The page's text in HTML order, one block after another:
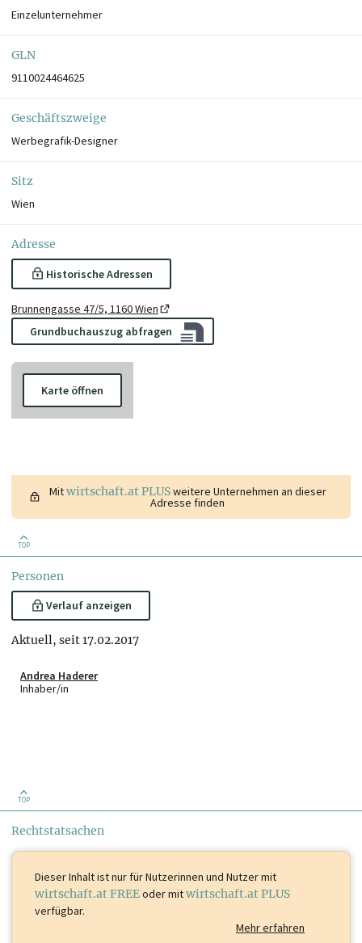
Einzelunternehmer
GLN
9110024464625
Geschäftszweige
Werbegrafik-Designer
Sitz
Wien
Adresse
Historische Adressen
Brunnengasse 47/5, 1160 Wien
Grundbuchauszug abfragen
Karte öffnen
Mitwirtschaft.at PLUSweitere Unternehmen an dieser
Adresse finden
TOP
Personen
Verlauf anzeigen
Aktuell, seit 17.02.2017
Andrea Haderer
Inhaber/in
TOP
Rechtstatsachen
Dieser Inhalt istnur für Nutzerinnen und Nutzer mit
wirtschaft.at FREEoder mitwirtschaft.at PLUS
verfügbar.
Mehr erfahren